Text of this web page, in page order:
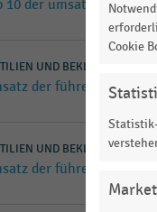
10 der
UND BEKLEIDUNG
der führenden
UND BEKLEIDUNG|
der führenden
Cookie